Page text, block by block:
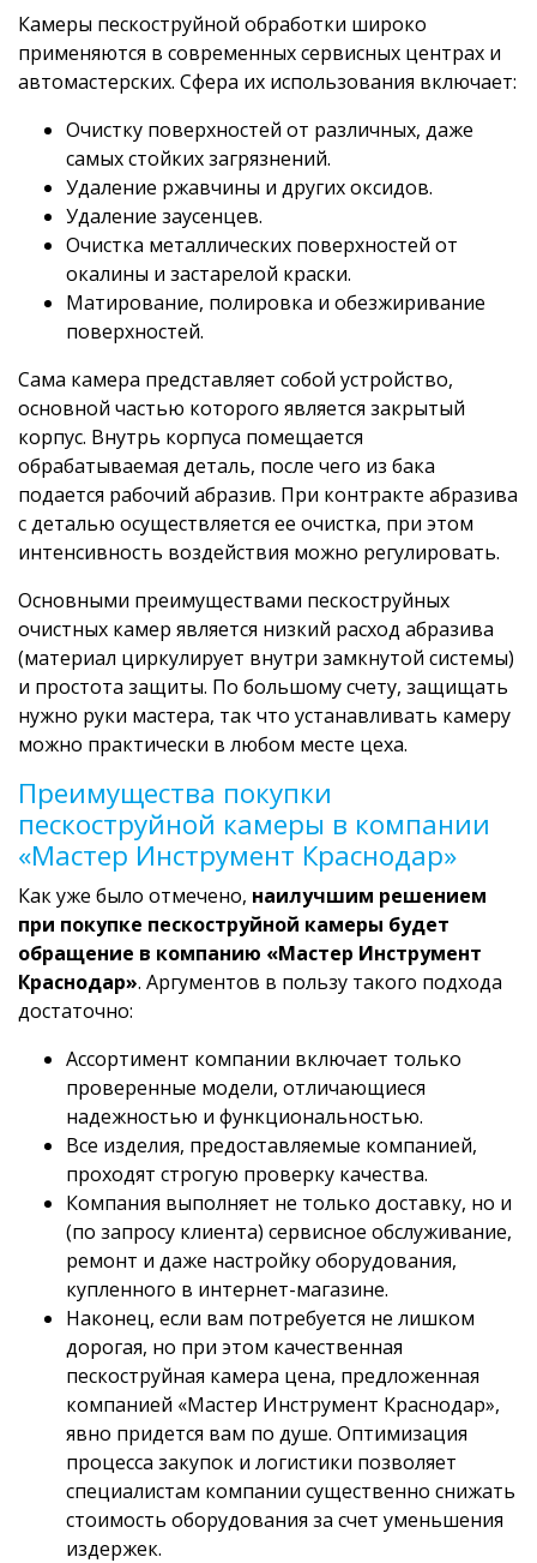
Камеры пескоструйной обработки широко
применяются в современных сервисных центрах и
автомастерских. Сфера их использования включает:
Очистку поверхностей от различных, даже
самых стойких загрязнений.
Удаление ржавчины и других оксидов.
Удаление заусенцев.
Очистка металлических поверхностей от
окалины и застарелой краски.
Матирование, полировка и обезжиривание
поверхностей.
Сама камера представляет собой устройство,
основной частью которого является закрытый
корпус. Внутрь корпуса помещается
обрабатываемая деталь, после чего из бака
подается рабочий абразив. При контракте абразива
с деталью осуществляется ее очистка, при этом
интенсивность воздействия можно регулировать.
Основными преимуществами пескоструйных
очистных камер является низкий расход абразива
(материал циркулирует внутри замкнутой системы)
и простота защиты. По большому счету, защищать
нужно руки мастера, так что устанавливать камеру
можно практически в любом месте цеха.
Преимущества покупки
пескоструйной камеры в компании
«Мастер Инструмент Краснодар»
Как уже было отмечено, наилучшим решением
при покупке пескоструйной камеры будет
обращение в компанию «Мастер Инструмент
Краснодар». Аргументов в пользу такого подхода
достаточно:
Ассортимент компании включает только
проверенные модели, отличающиеся
надежностью и функциональностью.
Все изделия, предоставляемые компанией,
проходят строгую проверку качества.
Компания выполняет не только доставку, но и
(по запросу клиента) сервисное обслуживание,
ремонт и даже настройку оборудования,
купленного в интернет-магазине.
Наконец, если вам потребуется не лишком
дорогая, но при этом качественная
пескоструйная камера цена, предложенная
компанией «Мастер Инструмент Краснодар»,
явно придется вам по душе. Оптимизация
процесса закупок и логистики позволяет
специалистам компании существенно снижать
стоимость оборудования за счет уменьшения
издержек.